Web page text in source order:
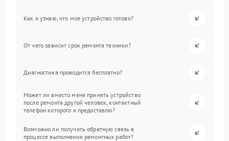
Как я узнаю, что мое устройство готово?
От чего зависит срок ремонта техники?
Диагностика проводится бесплатно?
Может ли вместо меня принять устройство
после ремонта другой человек, контактный
телефон которого я предоставлю?
Возможно ли получать обратную связь в
процессе выполнения ремонтных работ?